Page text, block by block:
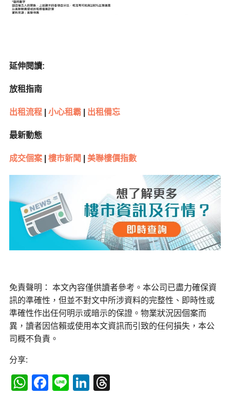
延伸閱讀:
放租指南
出租流程| 小心租霸 出租備忘
最新動態
成交個案| 樓市新聞 美聯樓價指數
免責聲明： 本文內容僅供讀者參考。本公司已盡力確保資
訊的準確性，但並不對文中所涉資料的完整性、即時性或
準確性作出任何明示或暗示的保證。物業狀況因個案而
異，讀者因信賴或使用本文資訊而引致的任何損失，本公
司概不負責。
分享:
WhatsApp
Facebook
LineLinkedIn